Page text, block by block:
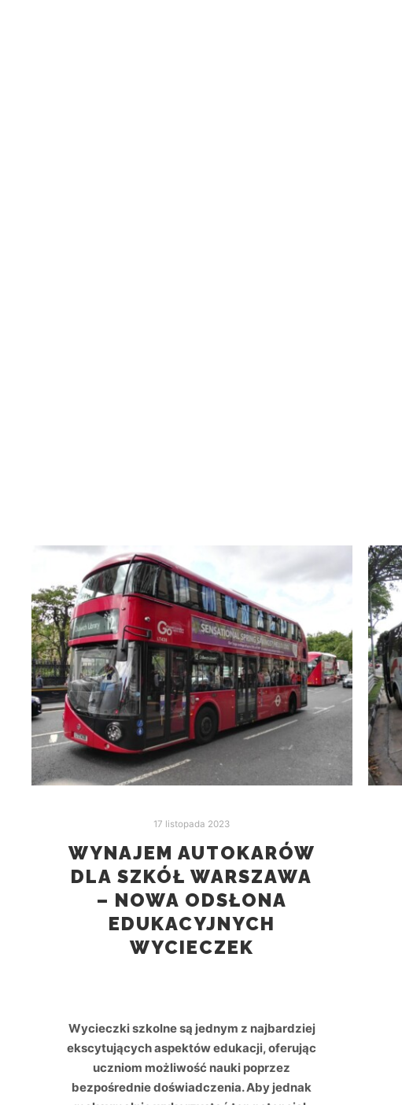
17 listopada 2023
WYNAJEM AUTOKARÓW
DLA SZKÓŁ WARSZAWA
– NOWA ODSŁONA
EDUKACYJNYCH
WYCIECZEK
Wycieczki szkolne są jednym z najbardziej
ekscytujących aspektów edukacji, oferując
uczniom możliwość nauki poprzez
bezpośrednie doświadczenia. Aby jednak